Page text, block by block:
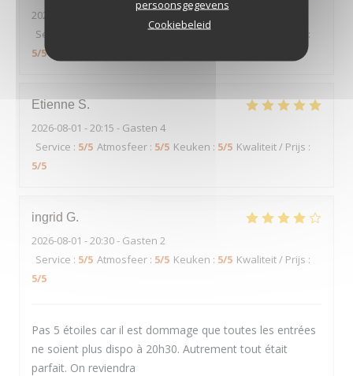
persoonsgegevens
Cookiebeleid
2026-08-01
- 20:45 - Gasten 2
Service
:5/5 Keuken:
:
5/5
Etienne S
2026-08-01 - 20:15 - Gasten 4
Service : 5/5 Atmosfeer : 5/5 Keuken : 5/5 Kwaliteit / Prijs :
5/5
ingrid G
2026-08-01 - 20:30 - Gasten 2
Service : 5/5 Atmosfeer : 5/5 Keuken : 5/5 Kwaliteit / Prijs :
5/5
Pas 5 étoiles car il est dommage que toutes les entrées
ne soient plus dispo à 20h30. Autrement tout était
parfait. On reviendra